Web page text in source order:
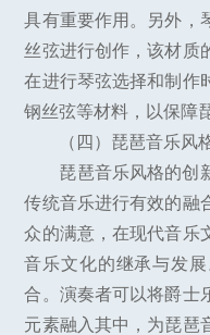
具有重要作用。另外，
丝弦进行创作，该材质
在进行琴弦选择和制作
钢丝弦等材料，以保障
（四）琵琶音乐风
琵琶音乐风格的创
传统音乐进行有效的融
众的满意，在现代音乐
音乐文化的继承与发
合。演奏者可以将爵士
元素融入其中，为琵琶